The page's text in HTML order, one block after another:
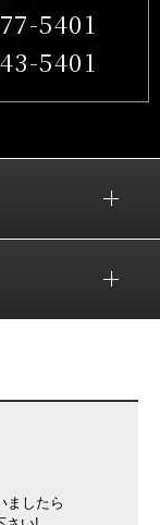
5401
5401
ましたら